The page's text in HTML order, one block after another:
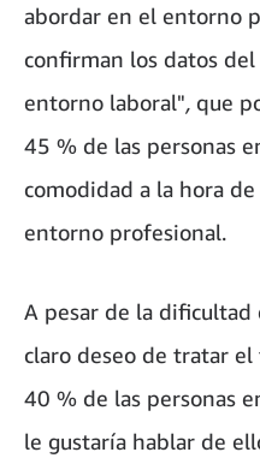
abordar en el entorno
confirman los datos
entorno laboral", que
45 % de las personas
comodidad a la hora
entorno profesional.
A pesar de la dificultad
claro deseo de tratar
40 % de las personas
le gustaría hablar de